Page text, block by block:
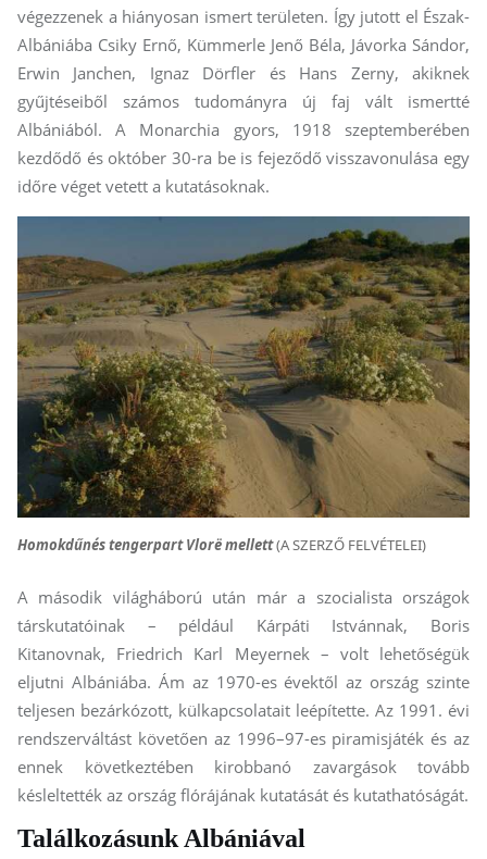
végezzenek a hiányosan ismert területen. Így jutott el Észak-
Albániába Csiky Ernő, Kümmerle Jenő Béla, Jávorka Sándor,
Erwin Janchen, Ignaz Dörfler és Hans Zerny, akiknek
gyűjtéseiből számos tudományra új faj vált ismertté
Albániából. A Monarchia gyors, 1918 szeptemberében
kezdődő és október 30-ra be is fejeződő visszavonulása egy
időre véget vetett a kutatásoknak.
Homokdűnés tengerpart Vlorë mellett(A SZERZŐ FELVÉTELEI)
A második világháború után már a szocialista országok
társkutatóinak – például Kárpáti Istvánnak, Boris
Kitanovnak, Friedrich Karl Meyernek – volt lehetőségük
eljutni Albániába. Ám az 1970-es évektől az ország szinte
teljesen bezárkózott, külkapcsolatait leépítette. Az 1991. évi
rendszerváltást követően az 1996–97-es piramisjáték és az
ennek következtében kirobbanó zavargások tovább
késleltették az ország flórájának kutatását és kutathatóságát.
Találkozásunk Albániával